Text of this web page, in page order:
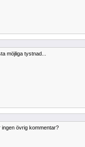
möjliga tystnad...
ingen övrig kommentar?